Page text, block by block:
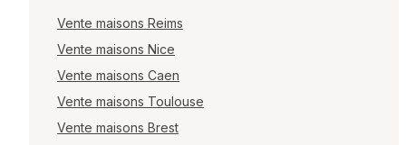
Vente maisons Reims
Vente maisons Nice
Vente maisons Caen
Vente maisons Toulouse
Vente maisons Brest